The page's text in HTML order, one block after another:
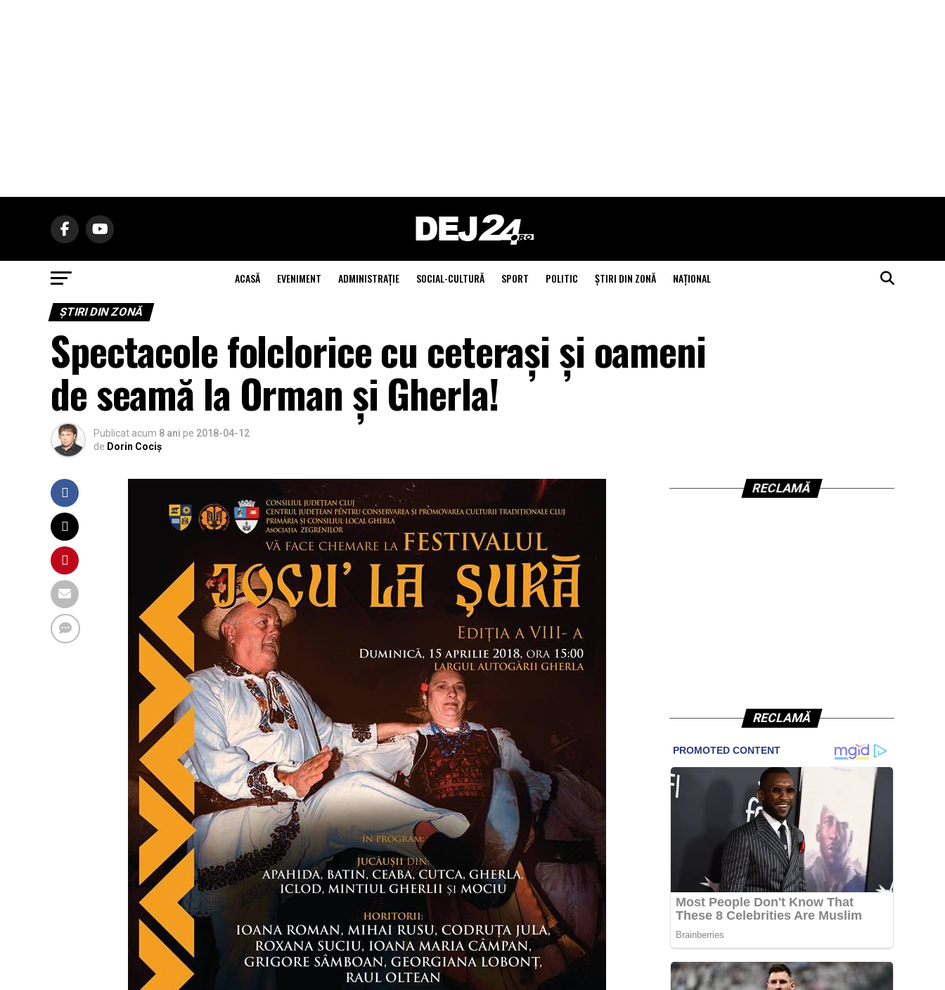
ACASĂ EVENIMENT ADMINISTRAŢIE SOCIAL-CULTURĂ SPORT POLITIC ŞTIRI DIN ZONĂ NAŢIONAL
ŞTIRI DIN ZONĂ
Spectacole folclorice cu ceterași și oameni
de seamă la Orman și Gherla!
Publicat acum 8 ani pe 2018-04-12
de Dorin Cociș
RECLAMĂ
RECLAMĂ